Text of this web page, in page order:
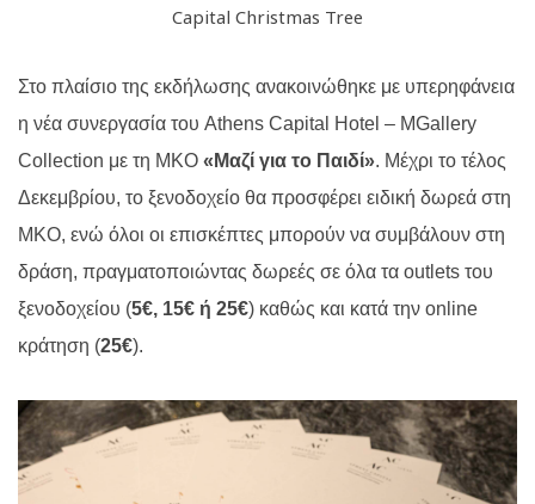
Capital Christmas Tree
Στο πλαίσιο της εκδήλωσης ανακοινώθηκε με υπερηφάνεια
η νέα συνεργασία του Athens Capital Hotel – MGallery
Collection με τη ΜΚΟ «Μαζί για το Παιδί». Μέχρι το τέλος
Δεκεμβρίου, το ξενοδοχείο θα προσφέρει ειδική δωρεά στη
ΜΚΟ, ενώ όλοι οι επισκέπτες μπορούν να συμβάλουν στη
δράση, πραγματοποιώντας δωρεές σε όλα τα outlets του
ξενοδοχείου (5€, 15€ ή 25€) καθώς και κατά την online
κράτηση (25€).